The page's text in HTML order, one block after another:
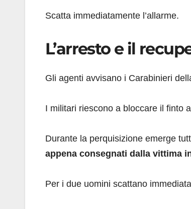
Scatta immediatamente l’allarme.
L’arresto e il
Gli agenti avvisano i Carabinieri
I militari riescono a bloccare il finto
Durante la perquisizione emerge
appena consegnati dalla vittima
Per i due uomini scattano